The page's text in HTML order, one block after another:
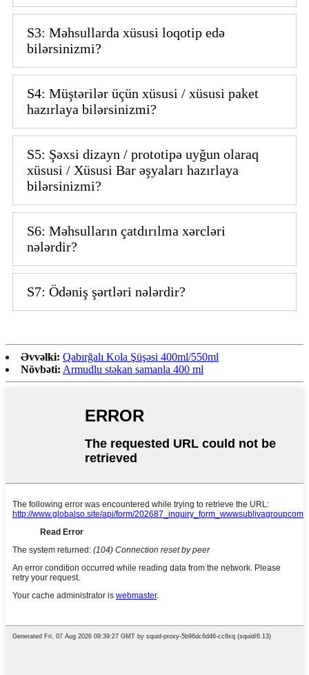
S3: Məhsullarda xüsusi loqotip edə
bilərsinizmi?
S4: Müştərilər üçün xüsusi / xüsusi paket
hazırlaya bilərsinizmi?
S5: Şəxsi dizayn / prototipə uyğun olaraq
xüsusi / Xüsusi Bar əşyaları hazırlaya
bilərsinizmi?
S6: Məhsulların çatdırılma xərcləri
nələrdir?
S7: Ödəniş şərtləri nələrdir?
Əvvəlki: Qabırğalı Kola Şüşəsi 400ml/550ml
Növbəti: Armudlu stəkan samanla 400 ml